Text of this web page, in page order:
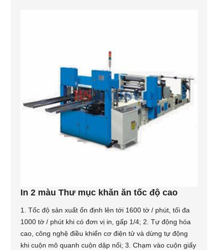
In 2 màu Thư mục khăn ăn tốc độ cao
1. Tốc độ sản xuất ổn định lên tới 1600 tờ / phút, tối đa
1000 tờ / phút khi có đơn vị in, gấp 1/4; 2. Tự động hóa
cao, công nghệ điều khiển cơ điện tử và dừng tự động
khi cuộn mô quanh cuộn dập nổi; 3. Chạm vào cuộn giấy